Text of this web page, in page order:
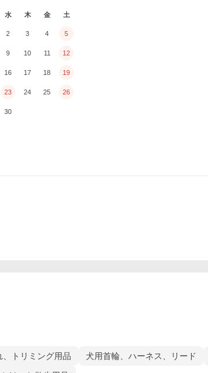
水 木 金 土
2 3 4 5
9 10 11 12
16 17 18 19
23 24 25 26
30
、トリミング用品 犬用首輪、ハーネス、リード